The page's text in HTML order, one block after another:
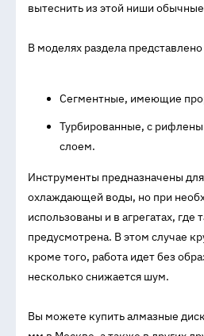
вытеснить из этой ниши
В моделях раздела представлено
Сегментные, имеющие
Турбированные, с
слоем.
Инструменты предназначены
охлаждающей воды, но при
использованы и в агрегатах, где
предусмотрена. В этом случае
кроме того, работа идет без
несколько снижается шум.
Вы можете купить алмазные